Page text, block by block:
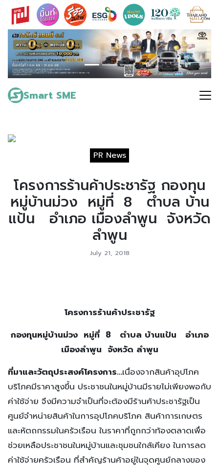
Skip
content
Smart SME
Search
for:
PR News
โครงการร้านค้าประชารัฐ กองทุน
หมู่บ้านม่วง หมู่ที่ 8 ตำบล บ้าน
แป้น อำเภอ เมืองลำพูน จังหวัด
ลำพูน
July 21, 2018
โครงการร้านค้าประชารัฐ
กองทุนหมู่บ้านม่วง หมู่ที่ 8 ตำบล บ้านแป้น อำเภอ
เมืองลำพูน จังหวัด ลำพูน
ที่มาและวัตถุประสงค์โครงการ…เนื่องจากสินค้าอุปโภค
บริโภคมีราคาสูงขึ้น ประชาชนในหมู่บ้านมีรายไม่เพียงพอกับ
ค่าใช้จ่าย จึงมีความจำเป็นที่จะต้องมีร้านค้าประชารัฐเป็น
ศูนย์จำหน่ายสินค้าในการอุปโภคบริโภค สินค้าการเกษตร
และหัตถกรรมในครัวเรือน ในราคาที่ถูกกว่าท้องตลาดเพื่อ
ช่วยเหลือประชาชนในหมู่บ้านและชุมชนใกล้เคียง ในการลด
ค่าใช้จ่ายครัวเรือน ที่สำคัญร้านค้าอยู่ในจุดศูนย์กลางของ